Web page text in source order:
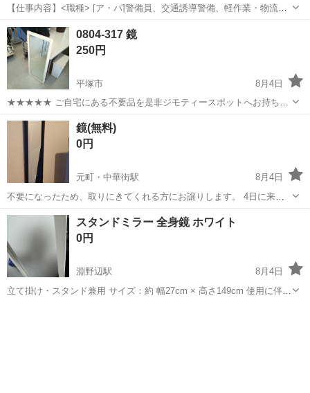
【仕事内容】<職種> [ア・パ]警備員、交通誘導警備、軽作業・物流そ
の他 <雇用形態> アルバイト・パート <給与> [ア・パ]日給12,500円～
14,700円 日勤:12,500円 夜勤:14,700円 一部日払いOK 1勤務...
アルバイト・パート
0804-317 鏡
250円
平塚市
8月4日
★★★★★ ご自宅にある不要品を是非ジモティースポットへお持ち込
みしませんか？ 家電、趣味・スポーツ・レジャー用品、こども用品、
衣料服飾品、生活雑貨、家具、本、CD・DVDなどが無料でまとめて持
ち込めます！ ※詳細はこ...
神奈川 平塚市 ミラー/鏡
鏡(無料)
0円
元町・中華街駅
8月4日
不要になったため、取りにきてくれる方にお譲りします。 4日に来れ
る方に優先的にお渡し出来ます！
神奈川 横浜市 元町・中華街駅 ミラー/鏡
スタンドミラー 全身鏡 ホワイト
0円
淵野辺駅
8月4日
立て掛け・スタンド兼用 サイズ：約 幅27cm × 高さ149cm 使用に伴う